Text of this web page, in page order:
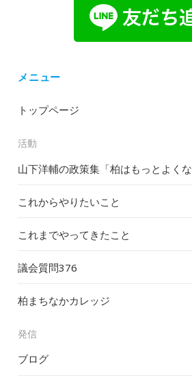
メニュー
トップページ
活動
山下洋輔の政策集「柏はもっとよくな
これからやりたいこと
これまでやってきたこと
議会質問376
柏まちなかカレッジ
発信
ブログ